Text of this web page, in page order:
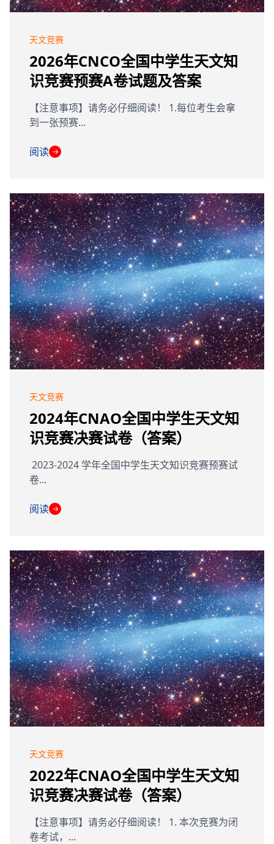
天文竞赛
2026年CNCO全国中学生天文知
识竞赛预赛A卷试题及答案
【注意事项】请务必仔细阅读！ 1.每位考生会拿
到一张预赛...
阅读 →
天文竞赛
2024年CNAO全国中学生天文知
识竞赛决赛试卷（答案）
2023-2024 学年全国中学生天文知识竞赛预赛试
卷...
阅读 →
天文竞赛
2022年CNAO全国中学生天文知
识竞赛决赛试卷（答案）
【注意事项】请务必仔细阅读！ 1. 本次竞赛为闭
卷考试，...